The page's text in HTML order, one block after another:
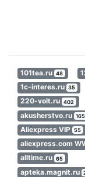
101tea.ru 48
1c-interes.ru 35
220-volt.ru 402
akusherstvo.ru 165
Aliexpress VIP 55
aliexpress.com
alltime.ru 65
apteka.magnit.ru